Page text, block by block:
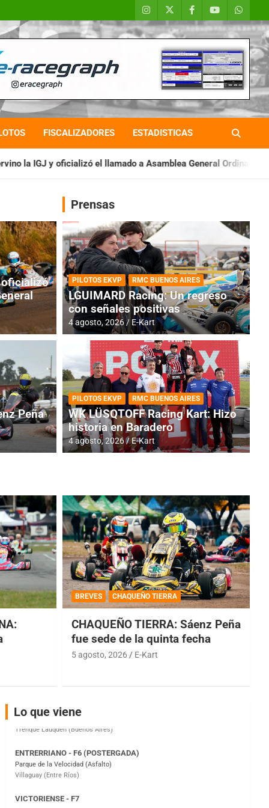
FISCALIZADORES ESTADISTICAS
llamado a Asamblea General Ordinaria IAME SERIES
RMC BUENOS AIRES
Cerró una jornada
oficializó
Peña
Prensas
PILOTOS EKVP RMC BUENOS AIRES
LGUIMARD Racing: Un regreso
con señales positivas
4 agosto, 2026 E-Kart
PILOTOS EKVP RMC BUENOS AIRES
WK LÜSQTOFF Racing Kart: Hizo
historia en Baradero
4 agosto, 2026 E-Kart
BREVES CHAQUEÑO TIERRA
CHAQUEÑO TIERRA: Sáenz Peña
fue sede de la quinta fecha
5 agosto, 2026 E-Kart
Lo que viene
COBERTURA ESPECIAL DE E-KART.COM.AR
08/09-AGO
IAME SERIES ARGENTINA 6
Ramiro Tot (Asfalto)
Parque de la Velocidad (Asfalto)
El Cerro (Tierra)
Victoria (Entre Ríos)
Moto Club Reginense (Tierra)